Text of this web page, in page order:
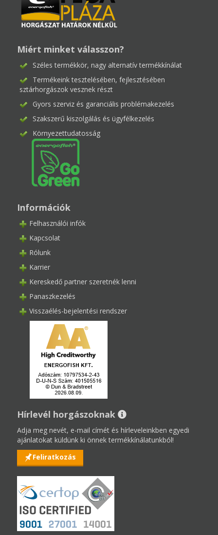
Miért minket válasszon?
Széles termékkör, nagy alternatív termékkínálat
Termékeink tesztelésében, fejlesztésében
sztárhorgászok vesznek részt
Gyors szerviz és garanciális problémakezelés
Szakszerű kiszolgálás és ügyfélkezelés
Környezettudatosság
Információk
Felhasználói infók
Kapcsolat
Rólunk
Karrier
Kereskedő partner szeretnék lenni
Panaszkezelés
Visszaélés-bejelentési rendszer
Hírlevél horgászoknak
Adja meg nevét, e-mail címét és hírleveleinkben egyedi
ajánlatokat küldünk ki önnek termékkínálatunkból!
Feliratkozás